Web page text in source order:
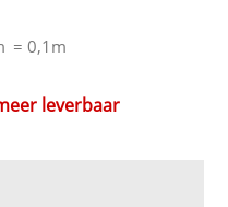
= 0,1m
leverbaar